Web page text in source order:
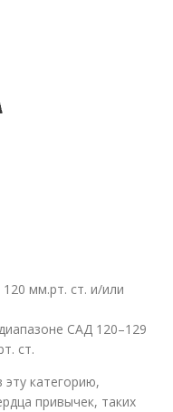
мм.рт. ст. и/или
САД 120–129
ст.
категорию,
привычек, таких